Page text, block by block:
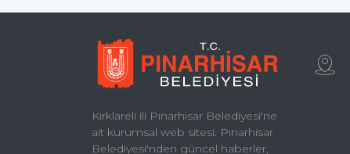
Kırklareli ili Pınarhisar Belediyesi'ne
ait kurumsal web sitesi. Pınarhisar
Belediyesi'nden güncel haberler,